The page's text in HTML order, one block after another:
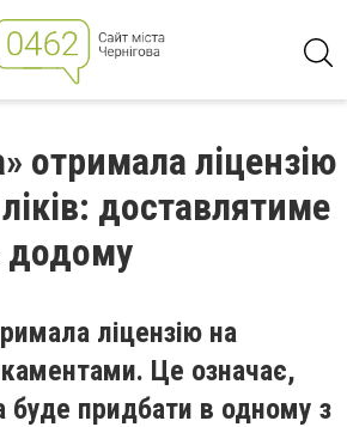
отримала ліцензію
доставлятиме
додому
ліцензію на
Це означає,
придбати в одному з